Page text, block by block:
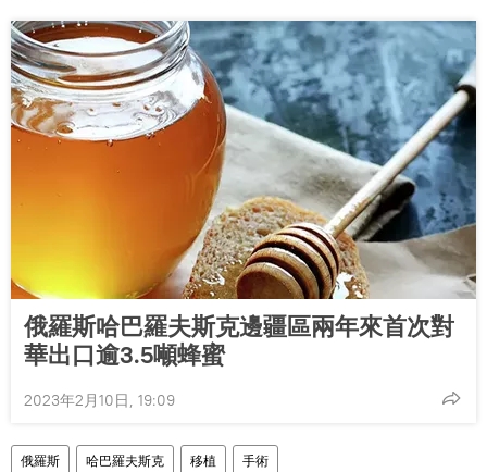
俄羅斯哈巴羅夫斯克邊疆區兩年來首次對
華出口逾3.5噸蜂蜜
2023年2月10日, 19:09
俄羅斯 哈巴羅夫斯克 移植 手術